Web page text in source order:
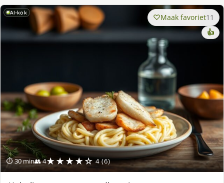
AI-kok
⏱ 30 min👥 4★★★★☆ 4 (6)
Maak favoriet11
👍